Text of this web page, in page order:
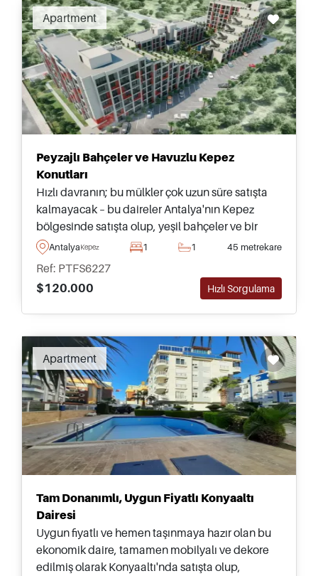
Apartment
Peyzajlı Bahçeler ve Havuzlu Kepez
Konutları
Hızlı davranın; bu mülkler çok uzun süre satışta
kalmayacak – bu daireler Antalya'nın Kepez
bölgesinde satışta olup, yeşil bahçeler ve bir
yüzme havuzuyla donatılmış kaliteli bir projenin
AntalyaKepez 1 1 45 metrekare
Ref: PTFS6227
$120.000
Hızlı Sorgulama
Apartment
Tam Donanımlı, Uygun Fiyatlı Konyaaltı
Dairesi
Uygun fiyatlı ve hemen taşınmaya hazır olan bu
ekonomik daire, tamamen mobilyalı ve dekore
edilmiş olarak Konyaaltı'nda satışta olup,